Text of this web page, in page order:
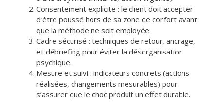
Consentement explicite : le client doit accepter
d’être poussé hors de sa zone de confort avant
que la méthode ne soit employée.
Cadre sécurisé : techniques de retour, ancrage,
et débriefing pour éviter la désorganisation
psychique.
Mesure et suivi : indicateurs concrets (actions
réalisées, changements mesurables) pour
s’assurer que le choc produit un effet durable.